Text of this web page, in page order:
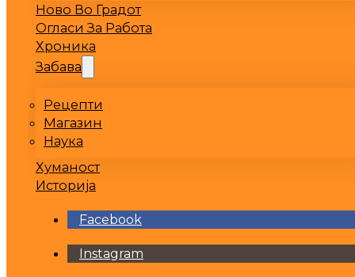
Ново Во Градот
Огласи За Работа
Хроника
Забава
Рецепти
Магазин
Наука
Хуманост
Историја
Facebook
Instagram